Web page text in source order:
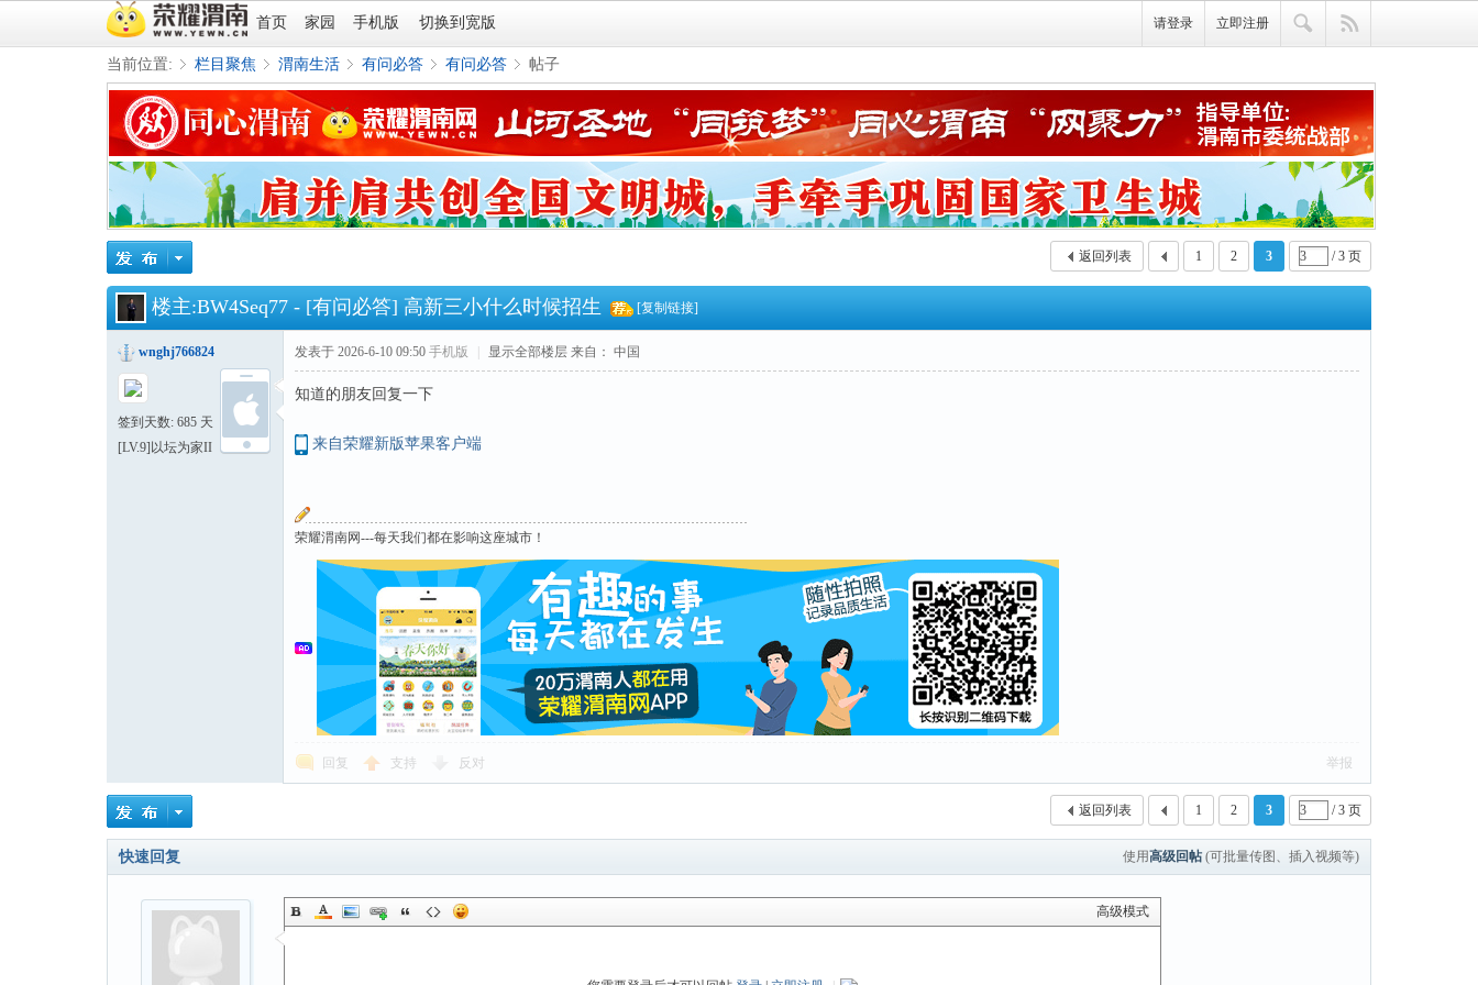
首页 家园 手机版 切换到宽版 请登录 立即注册
当前位置:
»
栏目聚焦
›
渭南生活
›
有问必答
›
有问必答
›
帖子
1 2 3 / 3 页
返回列表
楼主:BW4Seq77 - [有问必答] 高新三小什么时候招生 [复制链接]
wnghj766824
签到天数: 685 天
[LV.9]以坛为家II
发表于 2026-6-10 09:50 手机版 显示全部楼层 来自： 中国
知道的朋友回复一下
来自荣耀新版苹果客户端
荣耀渭南网---每天我们都在影响这座城市！
回复 支持 反对 举报
1 2 3 / 3 页
返回列表
使用高级回帖 (可批量传图、插入视频等)
快速回复
高级模式